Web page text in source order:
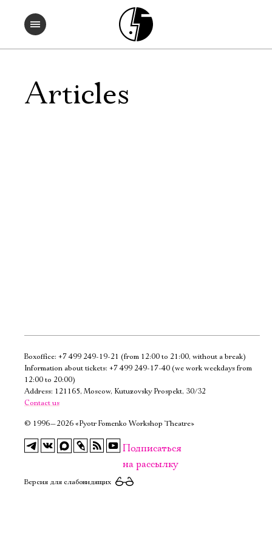
Articles
Boxoffice: +7 499 249-19-21 (from 12:00 to 21:00, without a break)
Information about tickets: +7 499 249-17-40 (we work weekdays from
12:00 to 20:00)
Address: 121165, Moscow, Kutuzovsky Prospekt, 30/32
Contact us
© 1996—2026 «Pyotr Fomenko Workshop Theatre»
Подписаться
на рассылку
Версия для слабовидящих
Электропочта
Ознакомиться